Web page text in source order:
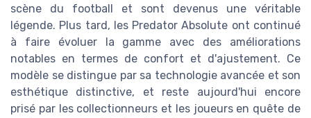
scène du football et sont devenus une véritable
légende. Plus tard, les Predator Absolute ont continué
à faire évoluer la gamme avec des améliorations
notables en termes de confort et d'ajustement. Ce
modèle se distingue par sa technologie avancée et son
esthétique distinctive, et reste aujourd'hui encore
prisé par les collectionneurs et les joueurs en quête de